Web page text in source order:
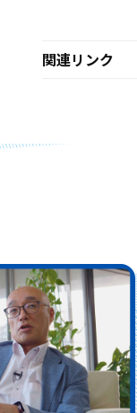
関連リンク